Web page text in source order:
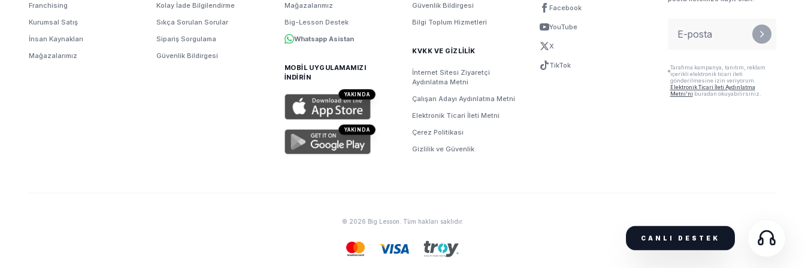
Franchising
Kurumsal Satış
İnsan Kaynakları
Mağazalarımız
Kolay İade Bilgilendirme
Sıkça Sorulan Sorular
Sipariş Sorgulama
Güvenlik Bildirgesi
Mağazalarımız
Big-Lesson Destek
Whatsapp Asistan
MOBİL UYGULAMAMIZI
İNDİRİN
YAKINDA
YAKINDA
Güvenlik Bildirgesi
Bilgi Toplum Hizmetleri
KVKK VE GİZLİLİK
İnternet Sitesi Ziyaretçi
Aydınlatma Metni
Çalışan Adayı Aydınlatma Metni
Elektronik Ticari İleti Metni
Çerez Politikası
Gizlilik ve Güvenlik
Facebook
YouTube
X
TikTok
Tarafıma kampanya, tanıtım, reklam
içerikli elektronik ticari ileti
gönderilmesine izin veriyorum.
Elektronik Ticari İleti Aydınlatma
Metni'ni buradan okuyabilirsiniz.
© 2026 Big Lesson. Tüm hakları saklıdır.
CANLI DESTEK